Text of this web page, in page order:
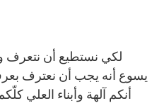
لكي نستطيع أن نتعرف
يسوع أنه يجب أن نعترف
أنكم آلهة وأبناء